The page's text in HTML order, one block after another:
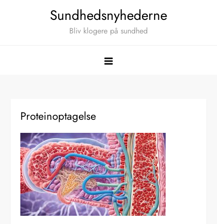
Sundhedsnyhederne
Bliv klogere på sundhed
Proteinoptagelse